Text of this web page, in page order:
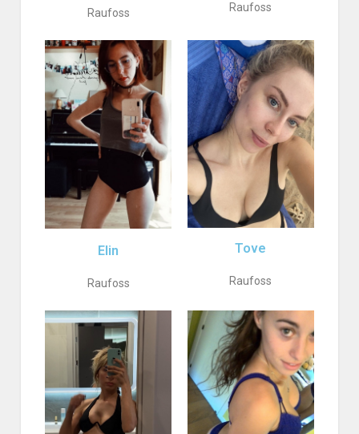
Raufoss Raufoss
Elin
Raufoss
Tove
Raufoss